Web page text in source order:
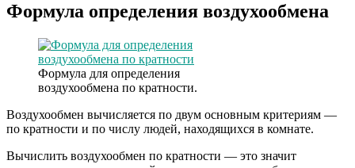
Формула определения воздухообмена
Формула для определения
воздухообмена по кратности.
Воздухообмен вычисляется по двум основным критериям —
по кратности и по числу людей, находящихся в комнате.
Вычислить воздухообмен по кратности — это значит